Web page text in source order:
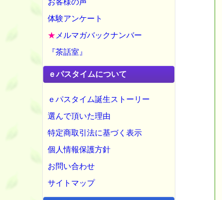
お客様の声
体験アンケート
★ メルマガバックナンバー
『茶話室』
ｅパスタイムについて
ｅパスタイム誕生ストーリー
選んで頂いた理由
特定商取引法に基づく表示
個人情報保護方針
お問い合わせ
サイトマップ